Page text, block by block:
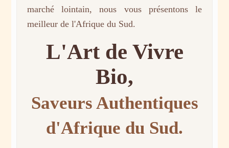
marché lointain, nous vous présentons le
meilleur de l'Afrique du Sud.
L'Art de Vivre
Bio,
Saveurs Authentiques
d'Afrique du Sud.